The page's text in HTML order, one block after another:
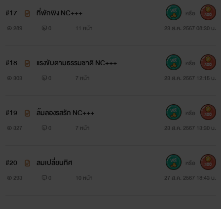
#17 ที่พักพิง NC+++
289 0 11 หน้า 23 ส.ค. 2567 08:30 น.
หรือ 300
#18 แรงขับตามธรรมชาติ NC+++
303 0 7 หน้า 23 ส.ค. 2567 12:15 น.
หรือ 300
#19 ลิ้มลองรสรัก NC+++
327 0 7 หน้า 23 ส.ค. 2567 13:30 น.
หรือ 300
#20 ลมเปลี่ยนทิศ
293 0 10 หน้า 27 ส.ค. 2567 18:43 น.
หรือ 300